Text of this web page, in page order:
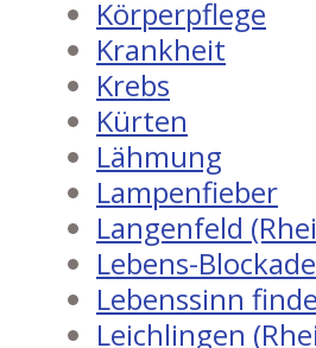
Körperpflege
Krankheit
Krebs
Kürten
Lähmung
Lampenfieber
Langenfeld
Lebens-
Lebenssinn
Leichlingen